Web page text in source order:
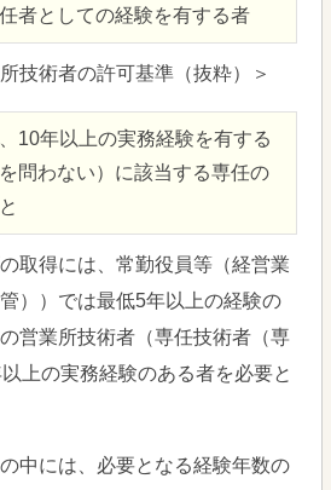
者としての経験を有する者
技術者の許可基準（抜粋）＞
10年以上の実務経験を有する
問わない）に該当する専任の
取得には、常勤役員等（経営業
））では最低5年以上の経験の
営業所技術者（専任技術者（専
上の実務経験のある者を必要と
中には、必要となる経験年数の